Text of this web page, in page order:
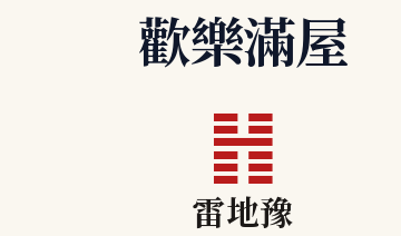
歡樂滿屋
䷏
雷地豫